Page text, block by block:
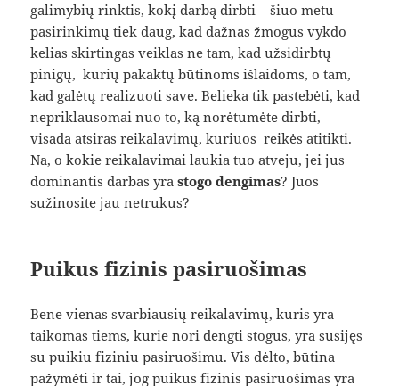
galimybių rinktis, kokį darbą dirbti – šiuo metu
pasirinkimų tiek daug, kad dažnas žmogus vykdo
kelias skirtingas veiklas ne tam, kad užsidirbtų
pinigų, kurių pakaktų būtinoms išlaidoms, o tam,
kad galėtų realizuoti save. Belieka tik pastebėti, kad
nepriklausomai nuo to, ką norėtumėte dirbti,
visada atsiras reikalavimų, kuriuos reikės atitikti.
Na, o kokie reikalavimai laukia tuo atveju, jei jus
dominantis darbas yrastogo dengimas? Juos
sužinosite jau netrukus?
Puikus fizinis pasiruošimas
Bene vienas svarbiausių reikalavimų, kuris yra
taikomas tiems, kurie nori dengti stogus, yra susijęs
su puikiu fiziniu pasiruošimu. Vis dėlto, būtina
pažymėti ir tai, jog puikus fizinis pasiruošimas yra